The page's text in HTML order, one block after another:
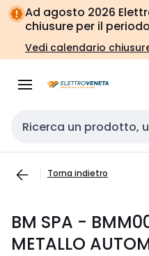
Vai alla
navigazione
Vai
alla
pagina
Ad agosto 2026
chiusure per il
Vedi calendario
Cerca input
Torna indietro
BM SPA -
METALLO